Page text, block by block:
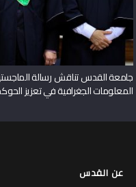
جامعة القدس تناقش رسالة
المعلومات الجغرافية في تعزيز
عن القدس